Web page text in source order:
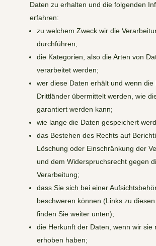
Daten zu erhalten und die folgenden
erfahren:
zu welchem Zweck wir die
durchführen;
die Kategorien, also die Arten von
verarbeitet werden;
wer diese Daten erhält und wenn die
Drittländer übermittelt werden, wie
garantiert werden kann;
wie lange die Daten gespeichert
das Bestehen des Rechts auf
Löschung oder Einschränkung der
und dem Widerspruchsrecht gegen
Verarbeitung;
dass Sie sich bei einer
beschweren können (Links zu
finden Sie weiter unten);
die Herkunft der Daten, wenn wir sie
erhoben haben;